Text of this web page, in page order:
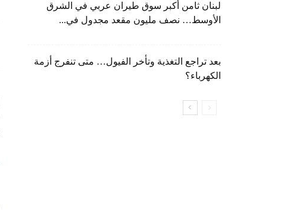
لبنان ثامن أكبر سوق طيران عربي في الشرق
الأوسط… نصف مليون مقعد مجدول في...
بعد تراجع التغذية وتأخر الفيول… متى تنفرج أزمة
الكهرباء؟